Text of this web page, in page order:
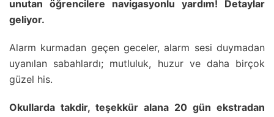
unutan öğrencilere navigasyonlu yardım! Detaylar
geliyor.
Alarm kurmadan geçen geceler, alarm sesi duymadan
uyanılan sabahlardı; mutluluk, huzur ve daha birçok
güzel his.
Okullarda takdir, teşekkür alana 20 gün ekstradan